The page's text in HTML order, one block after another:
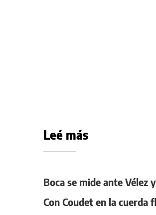
Leé más
Boca se mide ante Vélez
Con Coudet en la